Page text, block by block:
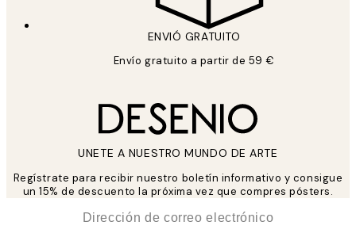
ENVIÓ GRATUITO
Envío gratuito a partir de 59 €
UNETE A NUESTRO MUNDO DE ARTE
Regístrate para recibir nuestro boletín informativo y consigue
un 15% de descuento la próxima vez que compres pósters.